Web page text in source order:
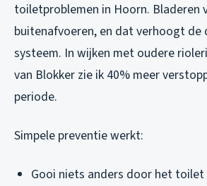
toiletproblemen in Hoorn. Bladeren
buitenafvoeren, en dat verhoogt de
systeem. In wijken met oudere
van Blokker zie ik 40% meer
periode.
Simpele preventie werkt:
Gooi niets anders door het